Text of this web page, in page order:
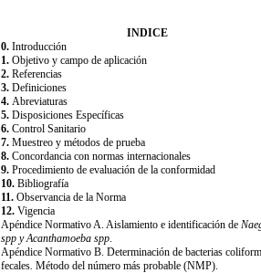
INDICE
0. Introducción
1. Objetivo y campo de aplicación
2. Referencias
3.Definiciones
4.Abreviaturas
5. Disposiciones Específicas
6.Control Sanitario
7.Muestreo y métodos de prueba
8.Concordancia con normas internacionales
9.Procedimiento de evaluación de la conformidad
10.Bibliografía
11.Observancia de la Norma
12.Vigencia
Apéndice Normativo A. Aislamiento e identificación de
spp y Acanthamoeba spp.
Apéndice Normativo B. Determinación de bacterias
fecales. Método del número más probable (NMP).